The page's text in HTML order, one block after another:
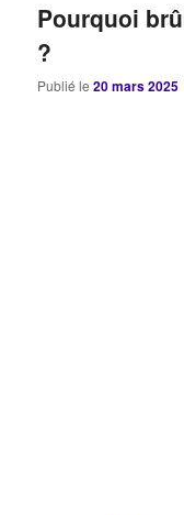
Pourquoi
?
Publié le20 mars 2025